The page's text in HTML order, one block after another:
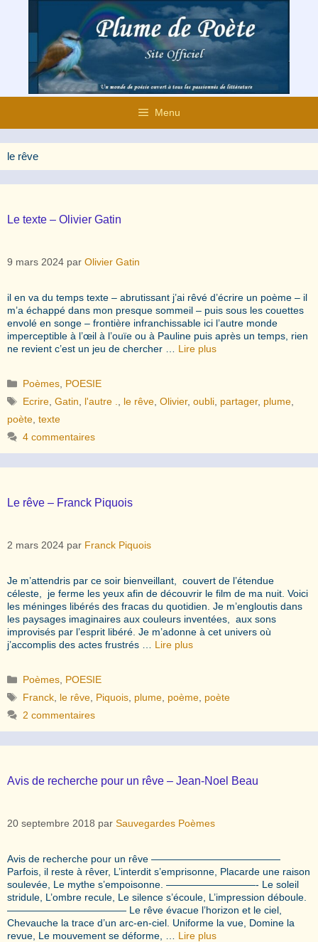
contenu
Menu
le rêve
Le texte – Olivier Gatin
9 mars 2024 par Olivier Gatin
il en va du temps texte – abrutissant j’ai rêvé d’écrire un poème – il
m’a échappé dans mon presque sommeil – puis sous les couettes
envolé en songe – frontière infranchissable ici l’autre monde
imperceptible à l’œil à l’ouïe ou à Pauline puis après un temps, rien
ne revient c’est un jeu de chercher … Lire plus
Catégories
Poèmes POESIE
Étiquettes
Ecrire ,Gatin l'autre . le rêve ,Olivier,oubli partager, plume
poète texte
4 commentaires
Le rêve – Franck Piquois
2 mars 2024 par Franck Piquois
Je m’attendris par ce soir bienveillant, couvert de l’étendue
céleste, je ferme les yeux afin de découvrir le film de ma nuit. Voici
les méninges libérés des fracas du quotidien. Je m’engloutis dans
les paysages imaginaires aux couleurs inventées, aux sons
improvisés par l’esprit libéré. Je m’adonne à cet univers où
j’accomplis des actes frustrés … Lire plus
Catégories
Poèmes POESIE
Étiquettes
Franck le rêve Piquois plume poème poète
2 commentaires
Avis de recherche pour un rêve – Jean-Noel Beau
20 septembre 2018 par Sauvegardes Poèmes
Avis de recherche pour un rêve —————————————
Parfois, il reste à rêver, L’interdit s’emprisonne, Placarde une raison
soulevée, Le mythe s’empoisonne. —————————- Le soleil
stridule, L’ombre recule, Le silence s’écoule, L’impression déboule.
———————————— Le rêve évacue l’horizon et le ciel,
Chevauche la trace d’un arc-en-ciel. Uniforme la vue, Domine la
revue, Le mouvement se déforme, … Lire plus